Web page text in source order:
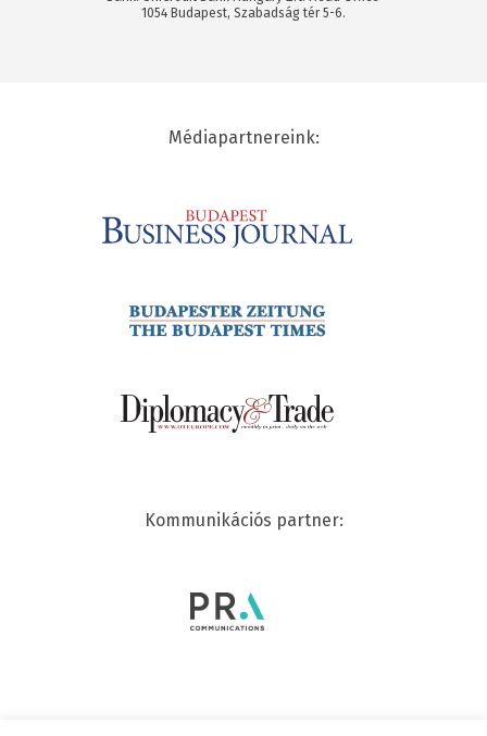
1054 Budapest, Szabadság tér 5-6.
Médiapartnereink:
Kommunikációs partner: